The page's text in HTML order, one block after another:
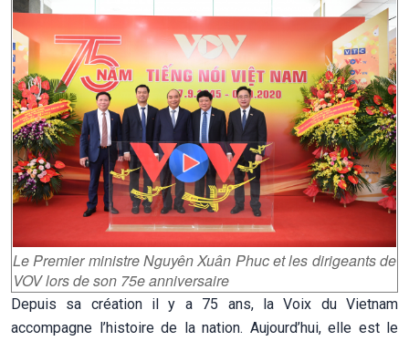
Le Premier ministre Nguyên Xuân Phuc et les dirigeants de
VOV lors de son 75e anniversaire
Depuis sa création il y a 75 ans, la Voix du Vietnam
accompagne l’histoire de la nation. Aujourd’hui, elle est le